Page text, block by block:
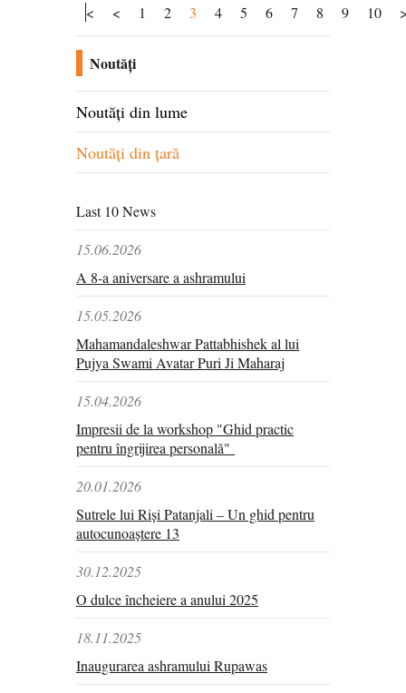
< < 1 2 3 4 5 6 7 8 9 10
Noutăți
Noutăți din lume
Noutăți din țară
Last 10 News
15.06.2026
A 8-a aniversare a ashramului
15.05.2026
Mahamandaleshwar Pattabhishek al lui
Pujya Swami Avatar Puri Ji Maharaj
15.04.2026
Impresii de la workshop "Ghid practic
pentru îngrijirea personală"
20.01.2026
Sutrele lui Riși Patanjali – Un ghid pentru
autocunoaștere 13
30.12.2025
O dulce încheiere a anului 2025
18.11.2025
Inaugurarea ashramului Rupawas